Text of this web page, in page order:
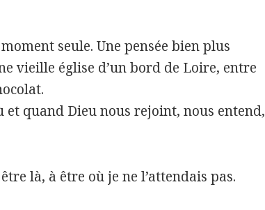
seule. Une pensée bien plus
vieille église d’un bord de Loire, entre
et quand Dieu nous rejoint, nous entend,
là, à être où je ne l’attendais pas.